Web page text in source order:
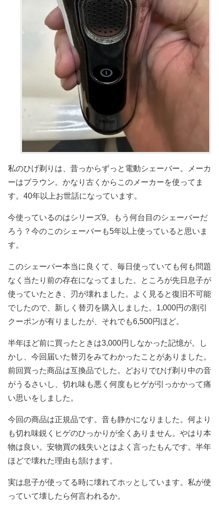
私のひげ剃りは、昔っからずっと電動シェーバー。メーカ
ーはブラウン。かなり古くからこのメーカーを使ってま
す。40年以上お世話になっています。
今使っているのはシリーズ9。もう何台目のシェーバーだ
ろう？今のこのシェーバーも5年以上使っていると思いま
す。
このシェーバー本当に良くて、毎日使っていても何も問題
なく当たり前の存在になってました。ところが先日息子が
使っていたとき、刃が壊れました。よく見ると復旧不可能
でしたので、新しく替刃を購入しました。1,000円の割引
クーポンが有りましたが、それでも6,500円ほど。
半年ほど前に買ったときは3,000円しなかった記憶が。し
かし、今回届いた替刃をみてわかったことがありました。
前回買った商品は互換品でした。どおりでひげ剃り中の音
がうるさいし、切れ味も悪く何度もヒゲが引っかかって痛
い思いをしました。
今回の商品は正規品です。音も静かになりました。何より
も切れ味鋭くヒゲのひっかりが全くありません。やはり本
物は良い。安物買の銭失いとはよく言ったもんです。半年
ほどで壊れた理由も頷けます。
実は息子が使ってる時に壊れてホッとしています。私が使
っていて壊したら何言われるか。